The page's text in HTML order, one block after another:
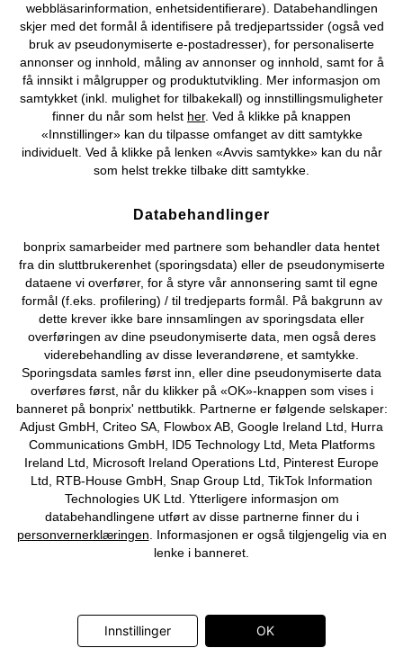
Vårt tilbud
Selskapet
Du kan også finne oss på
Cookie-innstillinger
Om Oss Angre kjøp
© 2026 bonprix.
webbläsarinformation, enhetsidentifierare). Databehandlingen
skjer med det formål å identifisere på tredjepartssider (også ved
bruk av pseudonymiserte e-postadresser), for personaliserte
annonser og innhold, måling av annonser og innhold, samt for å
få innsikt i målgrupper og produktutvikling. Mer informasjon om
samtykket (inkl. mulighet for tilbakekall) og innstillingsmuligheter
finner du når som helst her. Ved å klikke på knappen
«Innstillinger» kan du tilpasse omfanget av ditt samtykke
individuelt. Ved å klikke på lenken «Avvis samtykke» kan du når
som helst trekke tilbake ditt samtykke.
Databehandlinger
bonprix samarbeider med partnere som behandler data hentet
fra din sluttbrukerenhet (sporingsdata) eller de pseudonymiserte
dataene vi overfører, for å styre vår annonsering samt til egne
formål (f.eks. profilering) / til tredjeparts formål. På bakgrunn av
dette krever ikke bare innsamlingen av sporingsdata eller
overføringen av dine pseudonymiserte data, men også deres
viderebehandling av disse leverandørene, et samtykke.
Sporingsdata samles først inn, eller dine pseudonymiserte data
overføres først, når du klikker på «OK»-knappen som vises i
banneret på bonprix' nettbutikk. Partnerne er følgende selskaper:
Adjust GmbH, Criteo SA, Flowbox AB, Google Ireland Ltd, Hurra
Communications GmbH, ID5 Technology Ltd, Meta Platforms
Ireland Ltd, Microsoft Ireland Operations Ltd, Pinterest Europe
Ltd, RTB-House GmbH, Snap Group Ltd, TikTok Information
Technologies UK Ltd. Ytterligere informasjon om
databehandlingene utført av disse partnerne finner du i
personvernerklæringen . Informasjonen er også tilgjengelig via en
lenke i banneret.
Innstillinger OK